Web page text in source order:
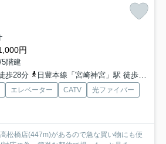
円
階建
歩28分
日豊本線「宮崎神宮」駅 徒歩46分
エレベーター CATV
光ファイバー
松橋店(447m)があるので急な買い物にも便